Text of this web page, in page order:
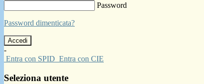
Password
Password dimenticata?
-
Entra con SPID Entra con CIE
Seleziona utente